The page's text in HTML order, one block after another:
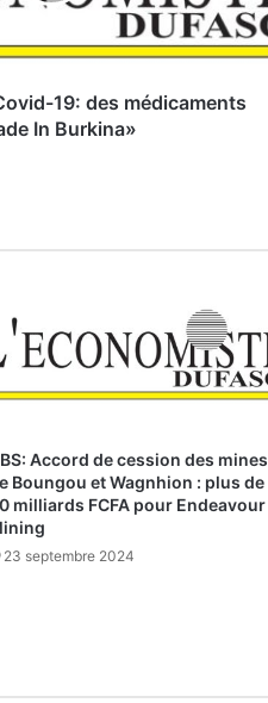
19: des médicaments
In Burkina»
Accord de cession des mines
Boungou et Wagnhion : plus de
milliards FCFA pour Endeavour
23 septembre 2024